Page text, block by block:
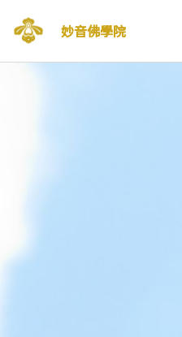
Skip
to
妙音佛學院